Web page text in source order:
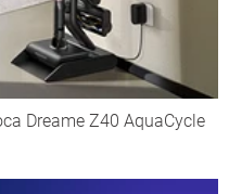
Dreame Z40 AquaCycle